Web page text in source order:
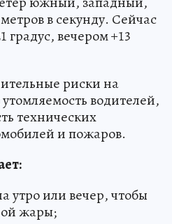
в секунду. Сейчас
градус, вечером +13
риски на
водителей,
технических
и пожаров.
утро или вечер, чтобы
жары;